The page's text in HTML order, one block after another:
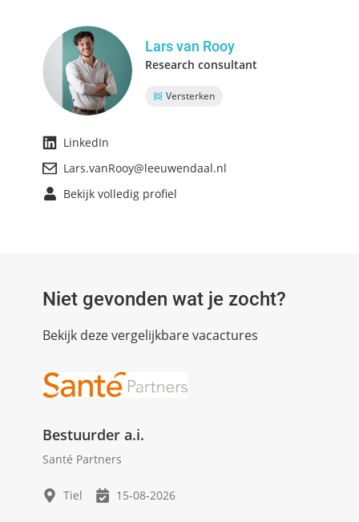
Lars van Rooy
Research consultant
Versterken
LinkedIn
Lars.vanRooy@leeuwendaal.nl
Bekijk volledig profiel
Niet gevonden wat je zocht?
Bekijk deze vergelijkbare vacactures
Bestuurder a.i.
Santé Partners
Tiel 15-08-2026